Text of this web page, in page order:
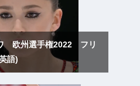
欧州選手権2022 フリ
語)